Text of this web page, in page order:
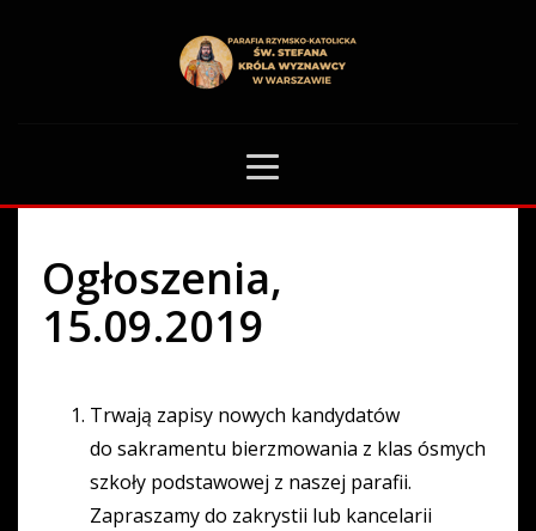
OGŁOSZENIA PARAFIALNE OGŁOSZENIA, 15.09.2019
Ogłoszenia,
15.09.2019
Trwają zapisy nowych kandydatów
do sakramentu bierzmowania z klas ósmych
szkoły podstawowej z naszej parafii.
Zapraszamy do zakrystii lub kancelarii